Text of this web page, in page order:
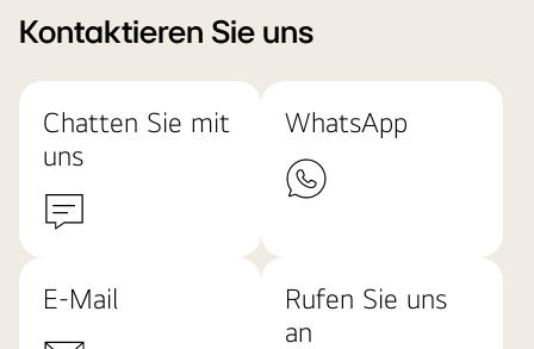
Kontaktieren Sie uns
Chatten Sie mit
uns
WhatsApp
E-Mail
Rufen Sie uns
an